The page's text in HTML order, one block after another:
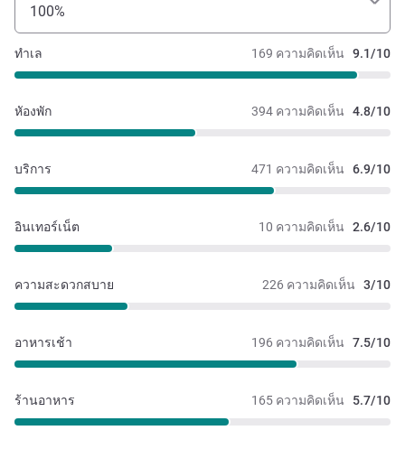
100%
169 ความคิดเห็น 9.1/10
ทำเล
394 ความคิดเห็น 4.8/10
หัองพัก
471 ความคิดเห็น 6.9/10
บริการ
10 ความคิดเห็น 2.6/10
อินเทอร์เน็ต
226 ความคิดเห็น 3/10
ความสะดวกสบาย
196 ความคิดเห็น 7.5/10
อาหารเช้า
165 ความคิดเห็น 5.7/10
ร้านอาหาร